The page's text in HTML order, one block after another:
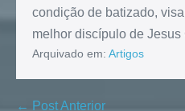
condição de batizado,
melhor discípulo de Jesus
Arquivado em: Artigos
← Post Anterior